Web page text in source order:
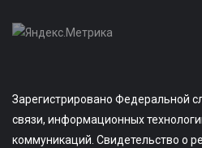
Зарегистрировано Федеральной
связи, информационных
коммуникаций. Свидетельство о